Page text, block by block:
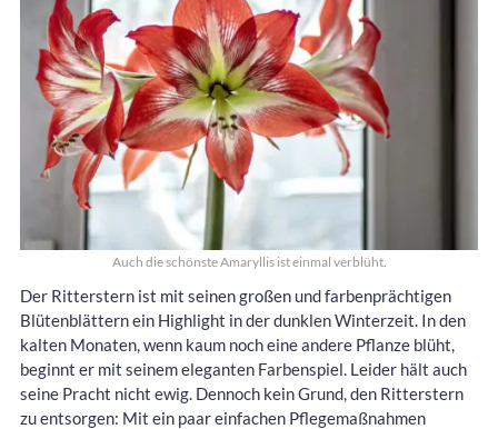
Auch die schönste Amaryllis ist einmal verblüht.
Der Ritterstern ist mit seinen großen und farbenprächtigen
Blütenblättern ein Highlight in der dunklen Winterzeit. In den
kalten Monaten, wenn kaum noch eine andere Pflanze blüht,
beginnt er mit seinem eleganten Farbenspiel. Leider hält auch
seine Pracht nicht ewig. Dennoch kein Grund, den Ritterstern
zu entsorgen: Mit ein paar einfachen Pflegemaßnahmen